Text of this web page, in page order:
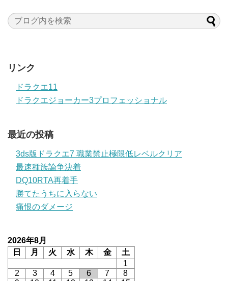
リンク
ドラクエ11
ドラクエジョーカー3プロフェッショナル
最近の投稿
3ds版ドラクエ7 職業禁止極限低レベルクリア
最速種族論争決着
DQ10RTA再着手
勝てたうちに入らない
痛恨のダメージ
2026年8月
日
月 火 水 木 金
土
1
2
3 4 5 6 7
8